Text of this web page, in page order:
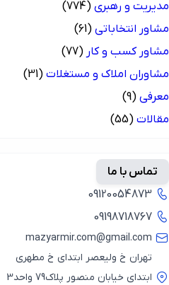
مدیریت و رهبری (774)
مشاور انتخاباتی (61)
مشاور کسب و کار (77)
مشاوران املاک و مستغلات (31)
معرفی (9)
مقالات (55)
تماس با ما
09120054873
09198718767
mazyarmir.com@gmail.com
تهران خ ولیعصر ابتدای خ مطهری
ابتدای خیابان منصور پلاک79 واحد3